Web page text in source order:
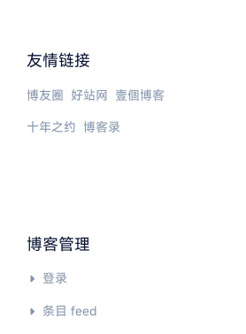
友情链接
博友圈 好站网 壹個博客
十年之约 博客录
博客管理
登录
条目 feed